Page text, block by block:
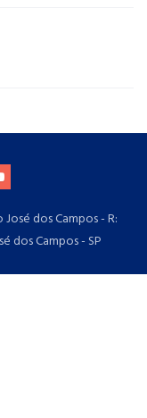
dos Campos - R:
dos Campos - SP